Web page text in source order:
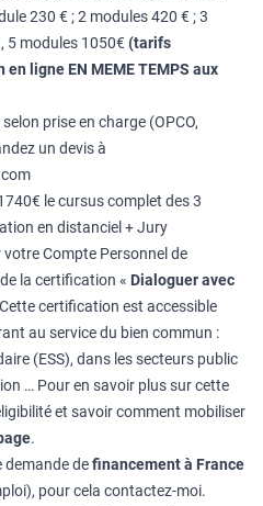
230 € ; 2 modules 420 € ; 3
5 modules 1050€ (tarifs
ligne EN MEME TEMPS aux
selon prise en charge (OPCO,
un devis à
le cursus complet des 3
en distanciel + Jury
Compte Personnel de
la certification « Dialoguer avec
certification est accessible
au service du bien commun :
(ESS), dans les secteurs public
… Pour en savoir plus sur cette
et savoir comment mobiliser
.
demande definancement à France
pour cela contactez-moi.